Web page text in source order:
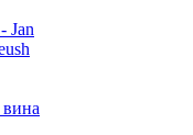
Jan